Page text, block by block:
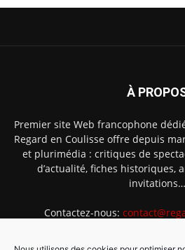
À
Premier site Web francophone
Regard en Coulisse offre depuis
et plurimédia : critiques de
d’actualité, fiches historiques,
invitations…
Contactez-nous: